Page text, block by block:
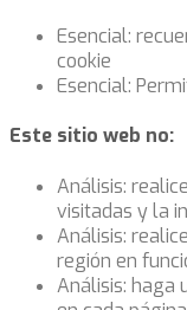
Esencial:
cookie
Esencial:
Este sitio web no:
Análisis:
visitadas y la
Análisis:
región en
Análisis: haga